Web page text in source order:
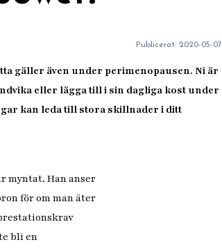
Publicerat: 2020-05-07
gäller även under perimenopausen. Ni är
eller lägga till i sin dagliga kost under
kan leda till stora skillnader i ditt
myntat. Han anser
för om man äter
bli en